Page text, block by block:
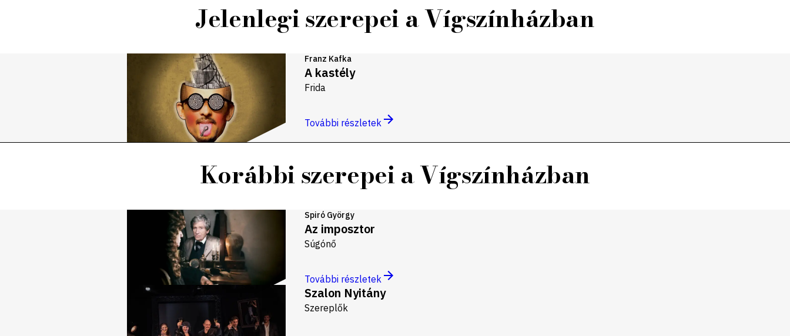
Jelenlegi szerepei a Vígszínházban
Franz Kafka
A kastély
Frida
További részletek
Korábbi szerepei a Vígszínházban
Spiró György
Az imposztor
Súgónő
További részletek
Szalon Nyitány
Szereplők